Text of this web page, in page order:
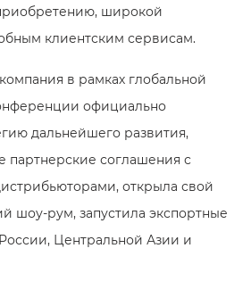
широкой
клиентским сервисам.
в рамках глобальной
официально
дальнейшего развития,
партнерские соглашения с
открыла свой
шоу-рум, запустила экспортные
Центральной Азии и